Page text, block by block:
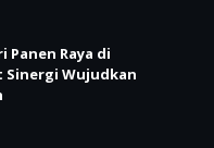
Panen Raya di
Sinergi Wujudkan